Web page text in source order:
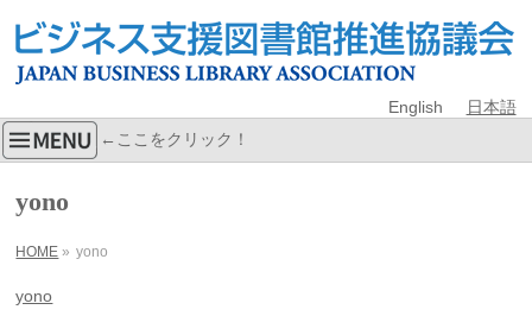
English 日本語
←ここをクリック！
yono
HOME » yono
yono